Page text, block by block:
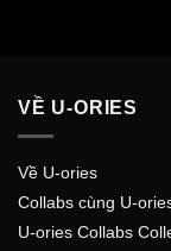
VỀ U-ORIES
Về U-ories
Collabs cùng U-
U-ories Collabs